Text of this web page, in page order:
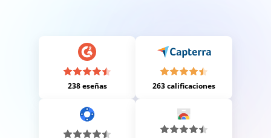
238 eseñas 263 calificaciones